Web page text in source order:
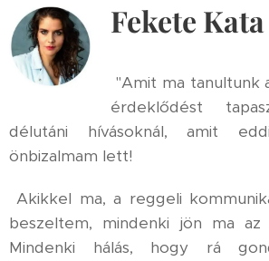
Fekete Kata
"Amit ma tanultunk
érdeklődést
délutáni hívásoknál, amit
önbizalmam lett!
Akikkel ma, a reggeli
beszeltem, mindenki jön ma az
Mindenki hálás, hogy rá